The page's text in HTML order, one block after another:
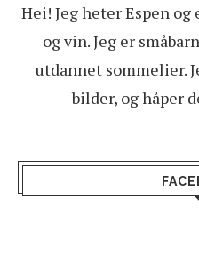
Hei! Jeg heter Espen
og vin. Jeg er
utdannet sommelier.
bilder, og håper